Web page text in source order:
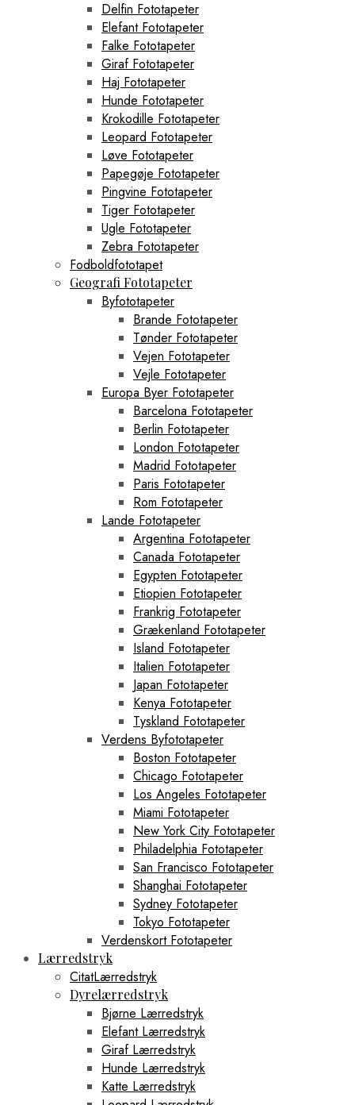
Delfin Fototapeter
Elefant Fototapeter
Falke Fototapeter
Giraf Fototapeter
Haj Fototapeter
Hunde Fototapeter
Krokodille Fototapeter
Leopard Fototapeter
Løve Fototapeter
Papegøje Fototapeter
Pingvine Fototapeter
Tiger Fototapeter
Ugle Fototapeter
Zebra Fototapeter
Fodboldfototapet
Geografi Fototapeter
Byfototapeter
Brande Fototapeter
Tønder Fototapeter
Vejen Fototapeter
Vejle Fototapeter
Europa Byer Fototapeter
Barcelona Fototapeter
Berlin Fototapeter
London Fototapeter
Madrid Fototapeter
Paris Fototapeter
Rom Fototapeter
Lande Fototapeter
Argentina Fototapeter
Canada Fototapeter
Egypten Fototapeter
Etiopien Fototapeter
Frankrig Fototapeter
Grækenland Fototapeter
Island Fototapeter
Italien Fototapeter
Japan Fototapeter
Kenya Fototapeter
Tyskland Fototapeter
Verdens Byfototapeter
Boston Fototapeter
Chicago Fototapeter
Los Angeles Fototapeter
Miami Fototapeter
New York City Fototapeter
Philadelphia Fototapeter
San Francisco Fototapeter
Shanghai Fototapeter
Sydney Fototapeter
Tokyo Fototapeter
Verdenskort Fototapeter
Lærredstryk
CitatLærredstryk
Dyrelærredstryk
Bjørne Lærredstryk
Elefant Lærredstryk
Giraf Lærredstryk
Hunde Lærredstryk
Katte Lærredstryk